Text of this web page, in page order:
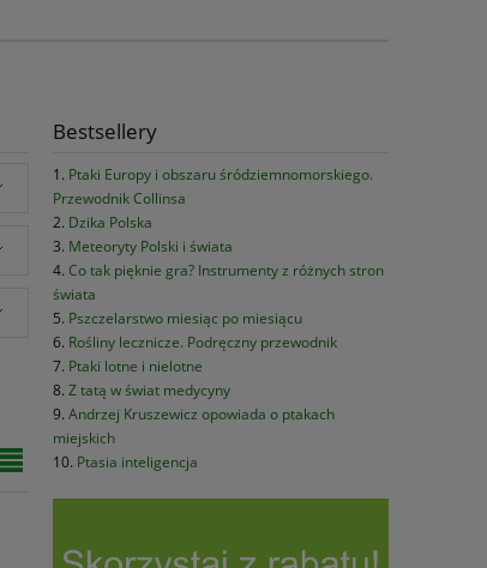
Bestsellery
Ptaki Europy i obszaru śródziemnomorskiego.
Przewodnik Collinsa
Dzika Polska
Meteoryty Polski i świata
Co tak pięknie gra? Instrumenty z różnych stron
świata
Pszczelarstwo miesiąc po miesiącu
Rośliny lecznicze. Podręczny przewodnik
Ptaki lotne i nielotne
Z tatą w świat medycyny
Andrzej Kruszewicz opowiada o ptakach
miejskich
Ptasia inteligencja